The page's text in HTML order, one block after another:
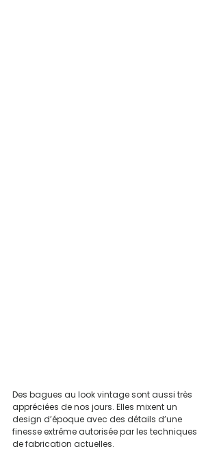
Des bagues au look vintage sont aussi très
appréciées de nos jours. Elles mixent un
design d’époque avec des détails d’une
finesse extrême autorisée par les techniques
de fabrication actuelles.